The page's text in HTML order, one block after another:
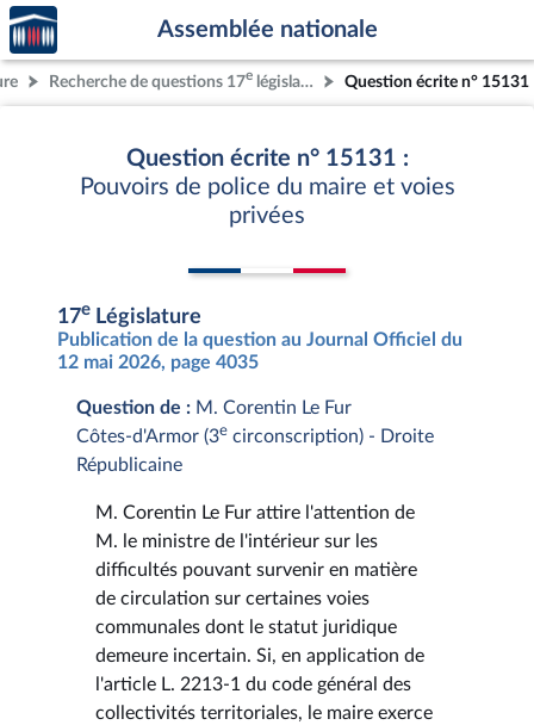
Aller au contenu
Aller en bas de la page
Accèder
à la
page
d'accueil
Assemblée nationale
Recherche de questions 17e législature Question écrite n° 15131
Question écrite n° 15131 :
Pouvoirs de police du maire et voies
privées
17e Législature
Publication de la question au Journal Officiel du
12 mai 2026, page 4035
Question de : M. Corentin Le Fur
Côtes-d'Armor (3e circonscription) - Droite
Républicaine
M. Corentin Le Fur attire l'attention de
M. le ministre de l'intérieur sur les
difficultés pouvant survenir en matière
de circulation sur certaines voies
communales dont le statut juridique
demeure incertain. Si, en application de
l'article L. 2213-1 du code général des
collectivités territoriales, le maire exerce